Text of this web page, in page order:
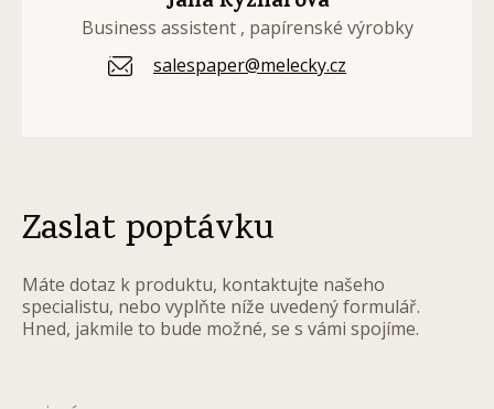
Business assistent , papírenské výrobky
salespaper@melecky.cz
Zaslat poptávku
Máte dotaz k produktu, kontaktujte našeho
specialistu, nebo vyplňte níže uvedený formulář.
Hned, jakmile to bude možné, se s vámi spojíme.